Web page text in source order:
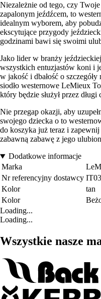
Niezależnie od tego, czy
zapalonym jeźdźcem, to
idealnym wyborem, aby
ekscytujące przygody
godzinami bawi się swoimi
Jako lider w branży
wszystkich entuzjastów koni i
w jakość i dbałość o
siodło westernowe LeMieux
który będzie służył przez długi
Nie przegap okazji, aby
swojego dziecka o to
do koszyka już teraz i
zabawną zabawę z jego
Dodatkowe informacje
Marka
Nr referencyjny dostawcy
Kolor
tan
Kolor
Loading...
Loading...
Wszystkie nasze